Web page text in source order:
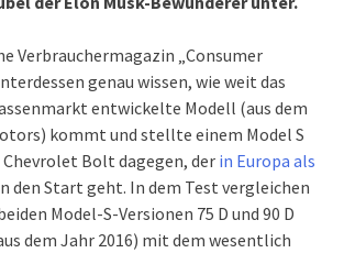
Verbrauchermagazin „Consumer
genau wissen, wie weit das
entwickelte Modell (aus dem
kommt und stellte einem Model S
Chevrolet Bolt dagegen, der in Europa als
den Start geht. In dem Test vergleichen
Model-S-Versionen 75 D und 90 D
dem Jahr 2016) mit dem wesentlich